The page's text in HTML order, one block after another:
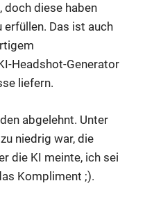
doch diese haben
Das ist auch
Headshot-Generator
liefern.
abgelehnt. Unter
niedrig war, die
die KI meinte, ich sei
Kompliment ;).